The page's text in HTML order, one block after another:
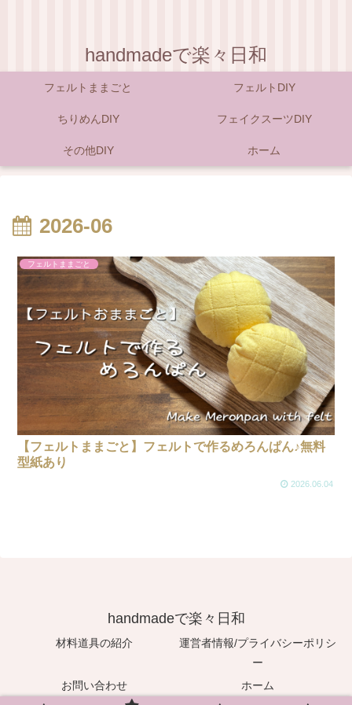
handmadeで楽々日和
フェルトままごと フェルトDIY
ちりめんDIY フェイクスーツDIY
その他DIY ホーム
2026-06
フェルトままごと
【フェルトままごと】フェルトで作るめろんぱん♪無料
型紙あり
2026.06.04
handmadeで楽々日和
材料道具の紹介
運営者情報/プライバシーポリシ
ー
お問い合わせ
ホーム